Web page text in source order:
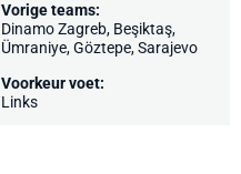
Vorige teams:
Dinamo Zagreb, Beşiktaş,
Ümraniye,Göztepe,Sarajevo
Voorkeur voet:
Links